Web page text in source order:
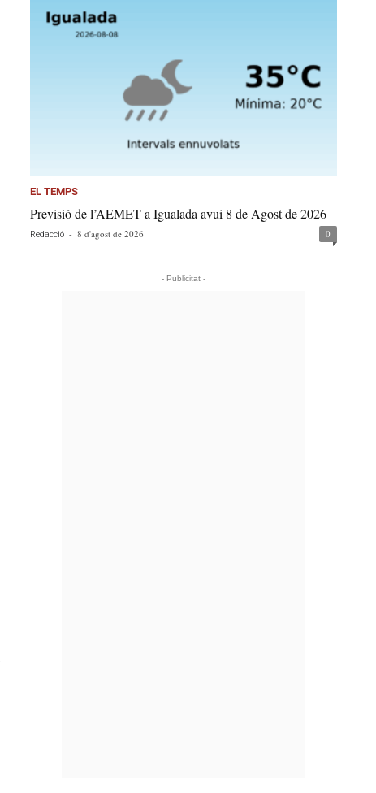
EL TEMPS
Previsió de l’AEMET a Igualada avui 8 de Agost de 2026
Redacció - 8 d'agost de 2026 0
- Publicitat -